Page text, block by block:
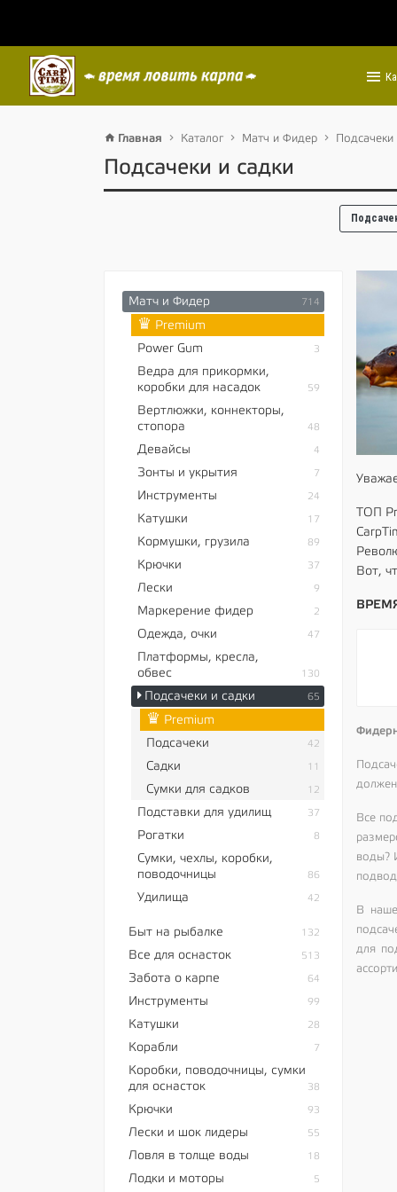
Главная Каталог Матч и Фидер Подсачеки
Подсачеки и садки
Матч и Фидер 714
♛ Premium
Power Gum
3
Ведра для прикормки,
коробки для насадок
59
Вертлюжки, коннекторы,
стопора
48
Девайсы 4
Зонты и укрытия 7
Инструменты 24
Катушки 17
Кормушки, грузила 89
Крючки 37
Лески 9
Маркерение фидер 2
Одежда, очки 47
Платформы, кресла,
обвес
130
Подсачеки и садки 65
♛ Premium
Подсачеки
42
Садки 11
Сумки для садков 12
Подставки для удилищ 37
Рогатки 8
Сумки, чехлы, коробки,
поводочницы
86
Удилища 42
Быт на рыбалке 132
Все для оснасток 513
Забота о карпе 64
Инструменты 99
Катушки 28
Корабли 7
Коробки, поводочницы, сумки
для оснасток
38
Крючки 93
Лески и шок лидеры 55
Ловля в толще воды 18
Лодки и моторы 5
ТОП
Вот,
Все
воды?
В
для